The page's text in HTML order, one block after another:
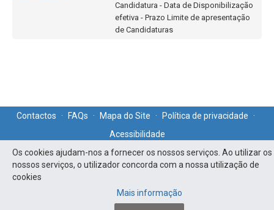
Os cookies ajudam-nos a fornecer os nossos serviços. Ao utilizar os
nossos serviços, o utilizador concorda com a nossa utilização de
cookies
Mais informação
Candidatura - Data de Disponibilização
efetiva - Prazo Limite de apresentação
de Candidaturas
Contactos · FAQs · Mapa do Site · Política de privacidade
·
Acessibilidade
PO ISE - Todos os direitos reservados